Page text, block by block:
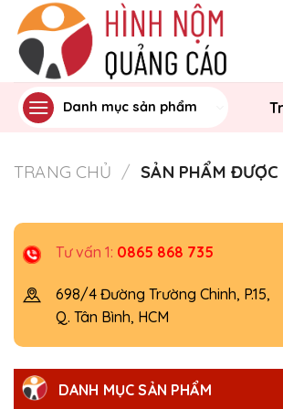
Skip
content
Danh mục sản phẩm
TRANG CHỦ / SẢN PHẨM
Tư vấn 1: 0865 868 735
698/4 Đường Trường Chinh, P.15,
Q. Tân Bình, HCM
DANH MỤC SẢN PHẨM